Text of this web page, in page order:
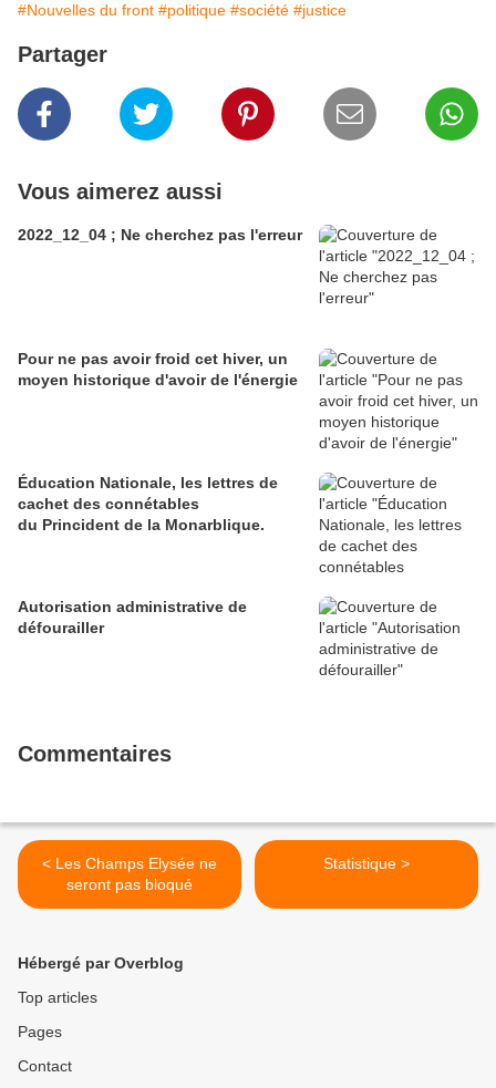
#Nouvelles du front #politique #société #justice
Partager
Vous aimerez aussi
2022_12_04 ; Ne cherchez pas l'erreur
Pour ne pas avoir froid cet hiver, un
moyen historique d'avoir de l'énergie
Éducation Nationale, les lettres de
cachet des connétables
du Princident de la Monarblique.
Autorisation administrative de
défourailler
Commentaires
< Les Champs Elysée ne
seront pas bloqué
Statistique >
Hébergé par Overblog
Top articles
Pages
Contact